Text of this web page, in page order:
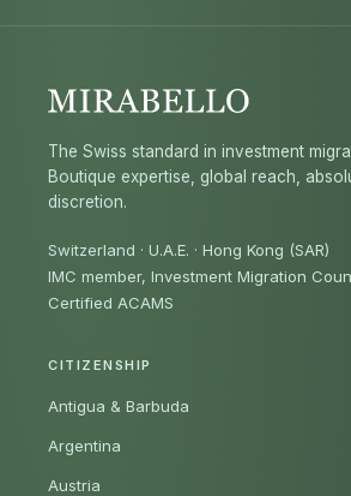
The Swiss standard in investment
Boutique expertise, global reach,
discretion.
Switzerland · U.A.E. · Hong Kong (SAR)
IMC member, Investment Migration
Certified ACAMS
CITIZENSHIP
Antigua & Barbuda
Argentina
Austria